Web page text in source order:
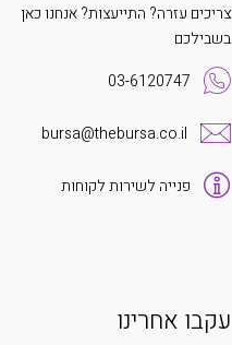
צריכים עזרה? התייעצות? אנחנו כאן
בשבילכם
03-6120747
bursa@thebursa.co.il
פנייה לשירות לקוחות
עקבו אחרינו